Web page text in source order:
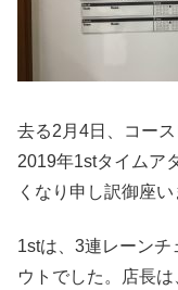
去る2月4日、コー
2019年1stタイムア
くなり申し訳御座い
1stは、3連レーン
ウトでした。店長